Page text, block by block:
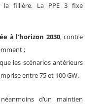
la fillière. La PPE 3 fixe
à l’horizon 2030, contre
;
les scénarios antérieurs
entre 75 et 100 GW.
d’un maintien